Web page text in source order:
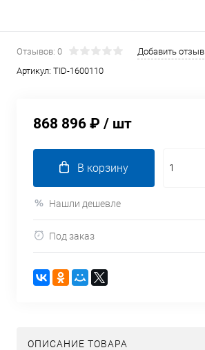
Отзывов: 0
Добавить отзыв
Артикул: TID-1600110
868 896 ₽ / шт
В корзину
Нашли дешевле
Под заказ
ОПИСАНИЕ ТОВАРА